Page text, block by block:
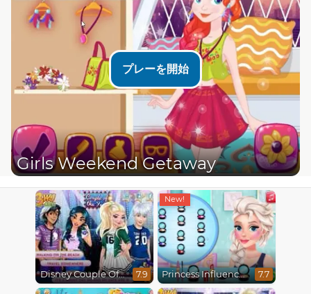
プレーを開始
Girls Weekend Getaway
Disney Couple Of The Year 7.9 Princess Influencer Winter Wonderland 7.7